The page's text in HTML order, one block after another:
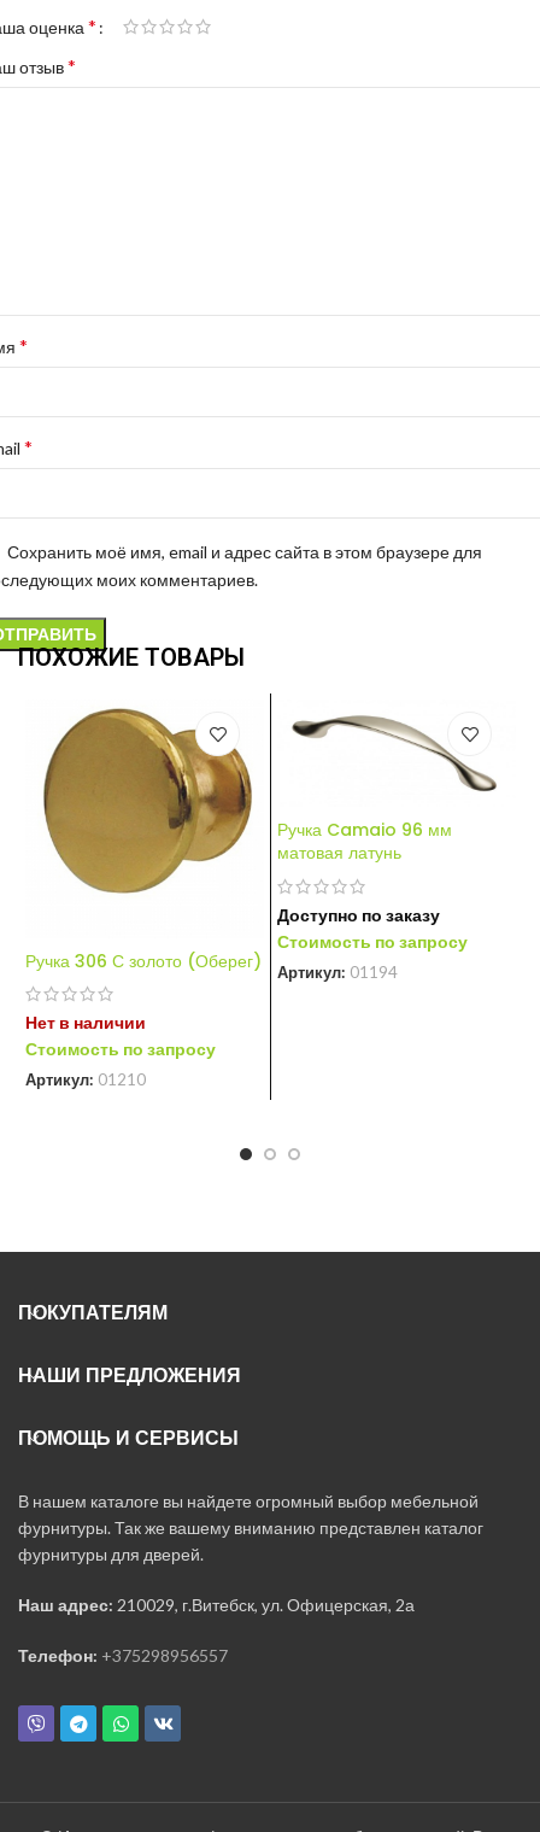
оценка *
отзыв*
*
*
Сохранить моё имя, email и адрес сайта в этом браузере для
моих комментариев.
ПОХОЖИЕ ТОВАРЫ
Ручка 306 С золото (Оберег)
Нет в наличии
Стоимость по запросу
Артикул: 01210
Ручка Camaio 96 мм
матовая латунь
Доступно по заказу
Стоимость по запросу
Артикул: 01194
ПОКУПАТЕЛЯМ
НАШИ ПРЕДЛОЖЕНИЯ
ПОМОЩЬ И СЕРВИСЫ
В нашем каталоге вы найдете огромный выбор мебельной
фурнитуры. Так же вашему вниманию представлен каталог
фурнитуры для дверей.
Наш адрес: 210029, г.Витебск, ул. Офицерская, 2а
Телефон: +375298956557